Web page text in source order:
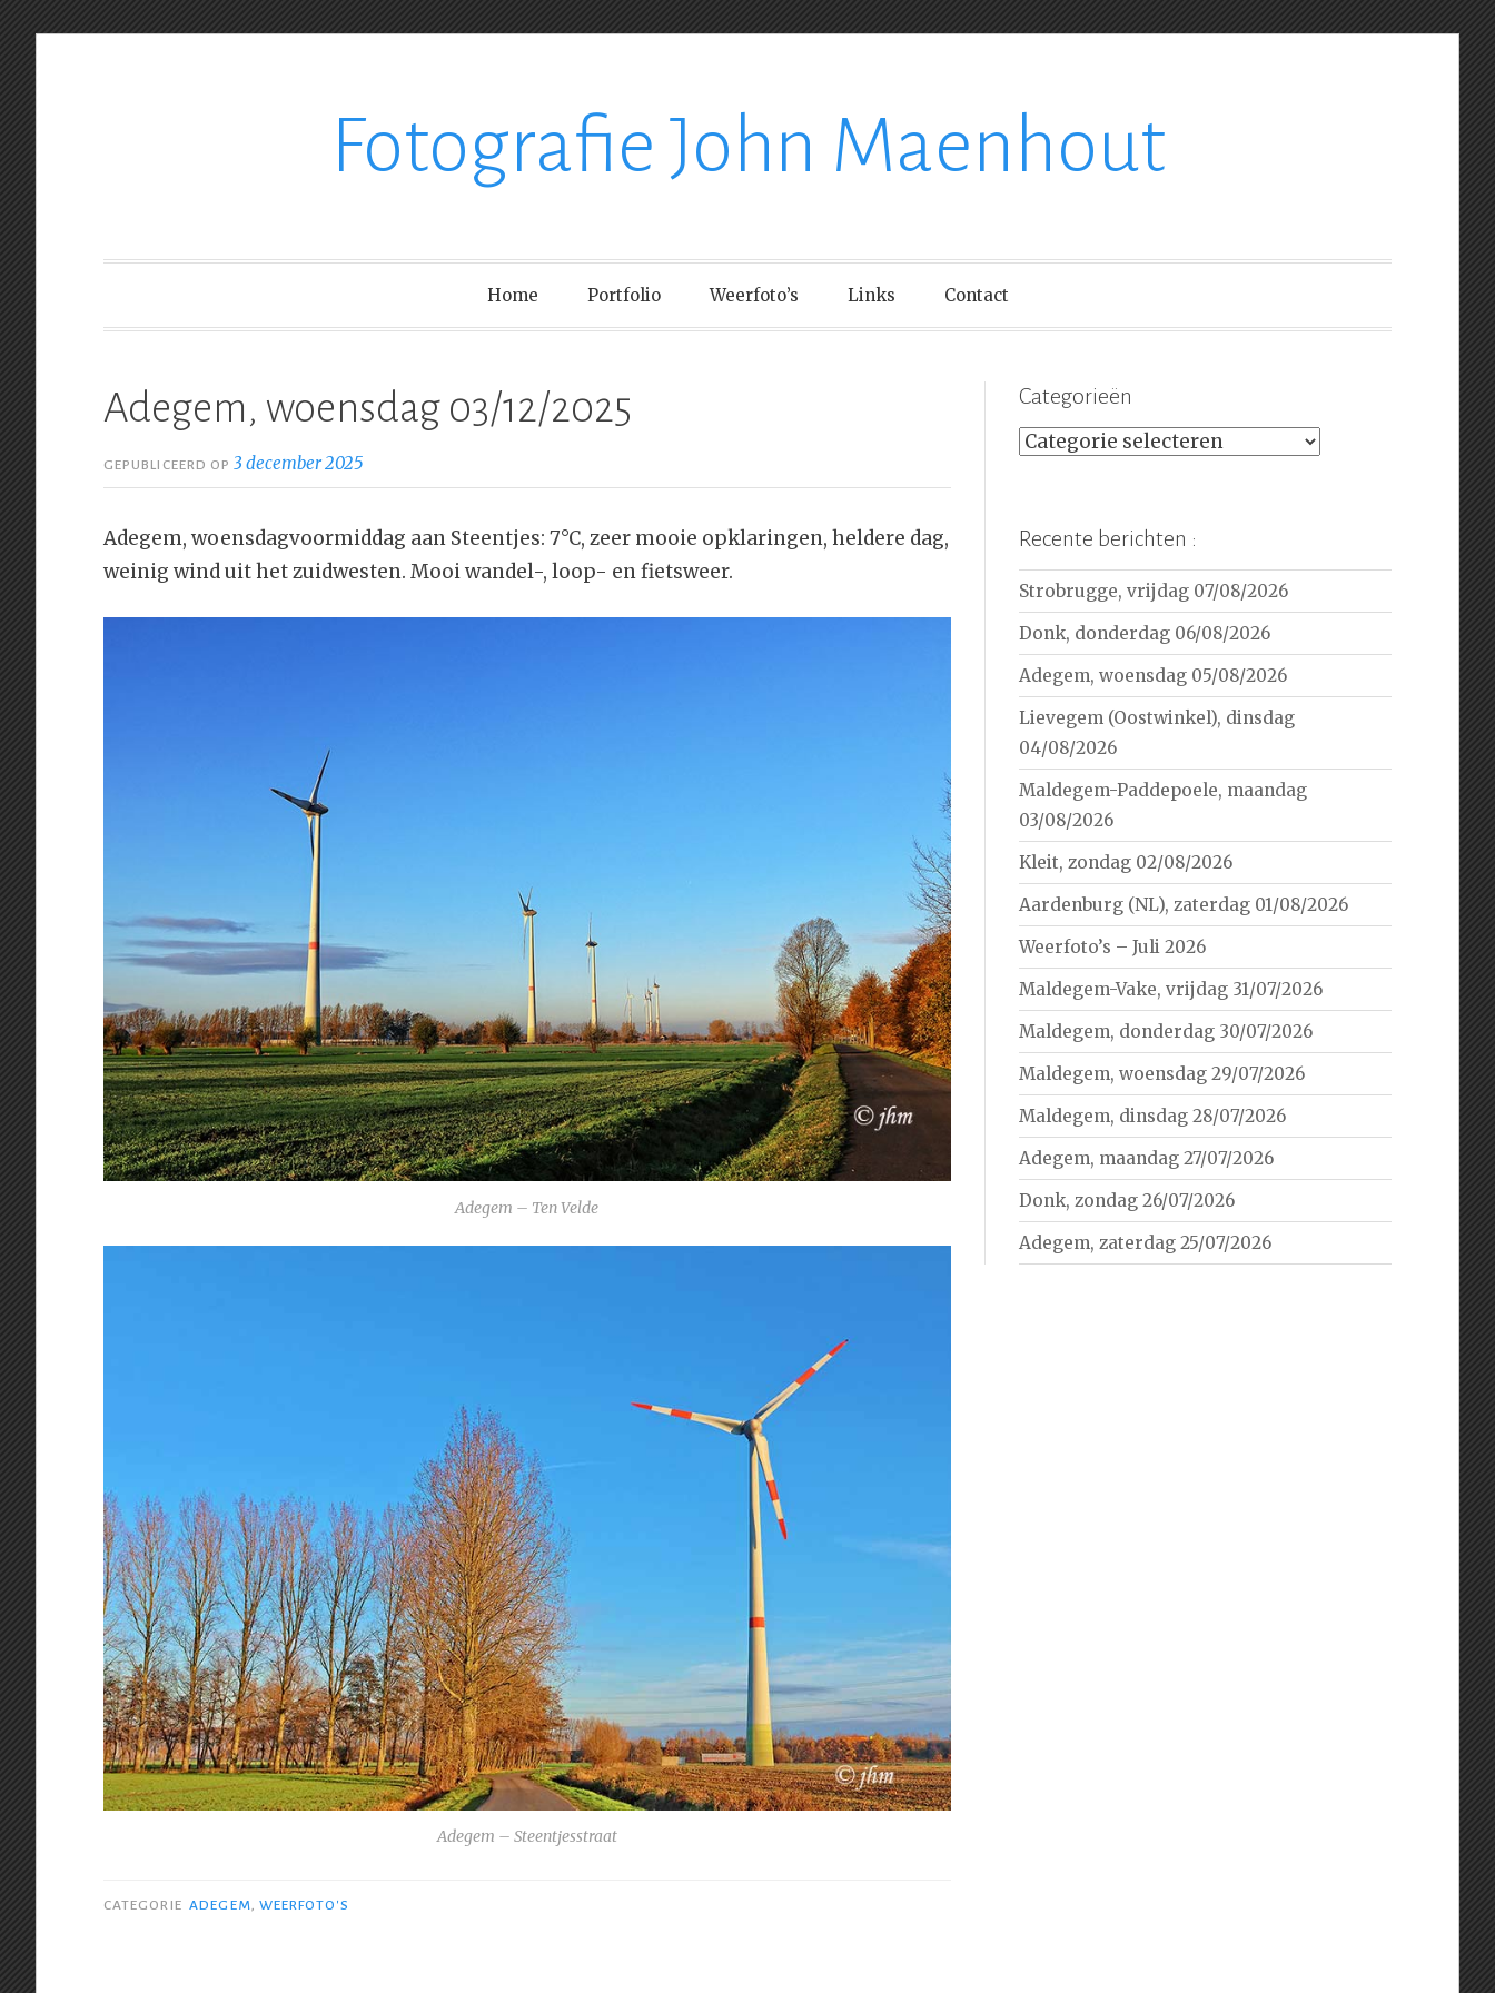
Fotografie John Maenhout
Home Portfolio Weerfoto’s Links Contact
Adegem, woensdag 03/12/2025
GEPUBLICEERD OP3 december 2025
Adegem, woensdagvoormiddag aan Steentjes: 7°C, zeer mooie opklaringen, heldere dag,
weinig wind uit het zuidwesten. Mooi wandel-, loop- en fietsweer.
Adegem – Ten Velde
Adegem – Steentjesstraat
CATEGORIE ADEGEM WEERFOTO'S
Categorieën
Categorieën
Recente berichten :
Strobrugge, vrijdag 07/08/2026
Donk, donderdag 06/08/2026
Adegem, woensdag 05/08/2026
Lievegem (Oostwinkel), dinsdag
04/08/2026
Maldegem-Paddepoele, maandag
03/08/2026
Kleit, zondag 02/08/2026
Aardenburg (NL), zaterdag 01/08/2026
Weerfoto’s – Juli 2026
Maldegem-Vake, vrijdag 31/07/2026
Maldegem, donderdag 30/07/2026
Maldegem, woensdag 29/07/2026
Maldegem, dinsdag 28/07/2026
Adegem, maandag 27/07/2026
Donk, zondag 26/07/2026
Adegem, zaterdag 25/07/2026